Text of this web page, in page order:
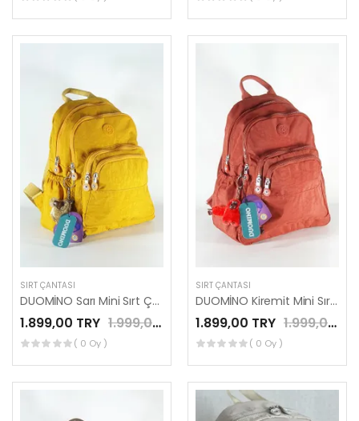
SIRT ÇANTASI
DUOMİNO Sarı Mini Sırt Çantası Su Geçirmez Günlük Kullanım 12″ İnç Tablet Çantası by Nemo Group
1.899,00 TRY 1.999,00 TRY
( 0 Oy )
SIRT ÇANTASI
DUOMİNO Kiremit Mini Sırt Çantası Su Geçirmez Günlük Kullanım 12″ İnç Tablet Çantası by Nemo Group
1.899,00 TRY 1.999,00 TRY
( 0 Oy )